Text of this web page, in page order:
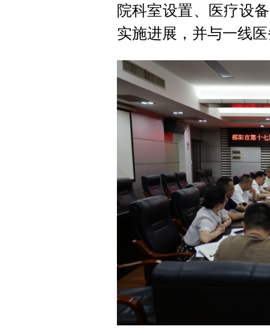
院科室设置、医疗设
实施进展，并与一线